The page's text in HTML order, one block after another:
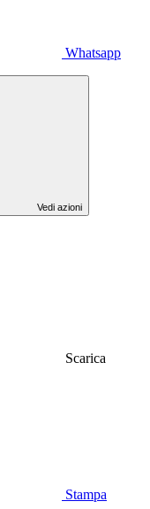
Whatsapp
Vedi azioni
Scarica
Stampa